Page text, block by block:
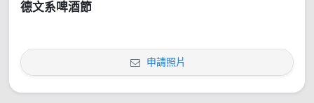
德文系啤酒節
申請照片